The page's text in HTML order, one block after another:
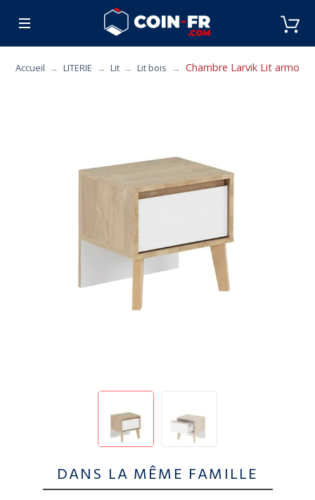
CUISINE MOBILIER
Accueil LITERIE Lit Lit bois Chambre Larvik Lit
DANS LA MÊME FAMILLE